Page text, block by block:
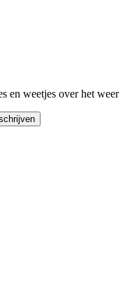
en weetjes over het weer